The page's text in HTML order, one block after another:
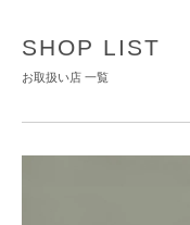
SHOP LIST
お取扱い店 一覧